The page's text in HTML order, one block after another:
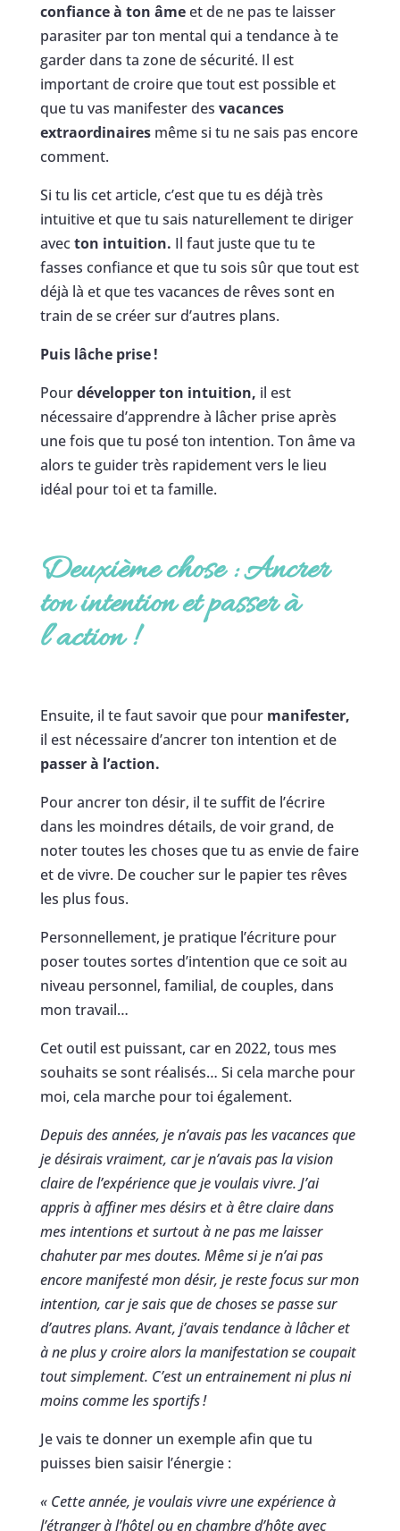
confiance à ton âmeet de ne pas te laisser
parasiter par ton mental qui a tendance à te
garder dans ta zone de sécurité. Il est
important de croire que tout est possible et
que tu vas manifester des vacances
extraordinairesmême si tu ne sais pas encore
comment.
Si tu lis cet article, c’est que tu es déjà très
intuitive et que tu sais naturellement te diriger
avecton intuition. Il faut juste que tu te
fasses confiance et que tu sois sûr que tout est
déjà là et que tes vacances de rêves sont en
train de se créer sur d’autres plans.
Puis lâche prise !
Pourdévelopper ton intuition, il est
nécessaire d’apprendre à lâcher prise après
une fois que tu posé ton intention. Ton âme va
alors te guider très rapidement vers le lieu
idéal pour toi et ta famille.
Deuxième chose : Ancrer
ton intention et passer à
l’action !
Ensuite, il te faut savoir que pour manifester,
il est nécessaire d’ancrer ton intention et de
passer à l’action.
Pour ancrer ton désir, il te suffit de l’écrire
dans les moindres détails, de voir grand, de
noter toutes les choses que tu as envie de faire
et de vivre. De coucher sur le papier tes rêves
les plus fous.
Personnellement, je pratique l’écriture pour
poser toutes sortes d’intention que ce soit au
niveau personnel, familial, de couples, dans
mon travail…
Cet outil est puissant, car en 2022, tous mes
souhaits se sont réalisés… Si cela marche pour
moi, cela marche pour toi également.
Depuis des années, je n’avais pas les vacances que
je désirais vraiment, car je n’avais pas la vision
claire de l’expérience que je voulais vivre. J’ai
appris à affiner mes désirs et à être claire dans
mes intentions et surtout à ne pas me laisser
chahuter par mes doutes. Même si je n’ai pas
encore manifesté mon désir, je reste focus sur mon
intention, car je sais que de choses se passe sur
d’autres plans. Avant, j’avais tendance à lâcher et
à ne plus y croire alors la manifestation se coupait
tout simplement. C’est un entrainement ni plus ni
moins comme les sportifs!
Je vais te donner un exemple afin que tu
puisses bien saisir l’énergie :
« Cette année, je voulais vivre une expérience à
l’étranger à l’hôtel ou en chambre d’hôte avec